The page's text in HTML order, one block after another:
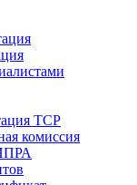
ТСР
комиссия